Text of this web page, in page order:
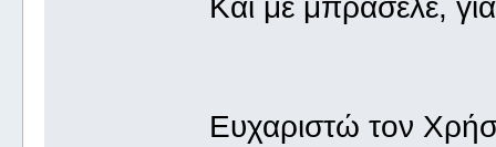
Και με μπρασελέ,
Ευχαριστώ τον